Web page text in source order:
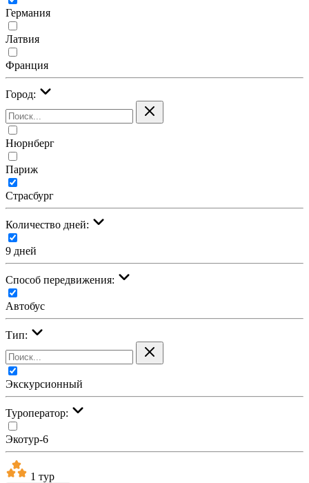
Германия
Латвия
Франция
Город:
Нюрнберг
Париж
Страсбург
Количество дней:
9 дней
Cпособ передвижения:
Автобус
Тип:
Экскурсионный
Туроператор:
Экотур-6
1 тур